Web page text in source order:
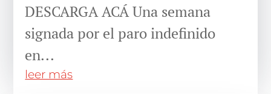
DESCARGA ACÁ Una semana
signada por el paro indefinido
en...
leer más